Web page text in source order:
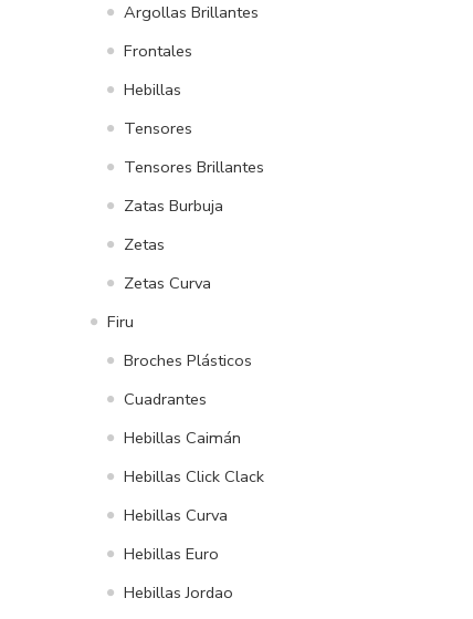
Argollas Brillantes
Frontales
Hebillas
Tensores
Tensores Brillantes
Zatas Burbuja
Zetas
Zetas Curva
Firu
Broches Plásticos
Cuadrantes
Hebillas Caimán
Hebillas Click Clack
Hebillas Curva
Hebillas Euro
Hebillas Jordao